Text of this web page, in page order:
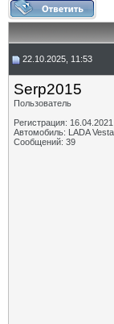
22.10.2025, 11:53
Serp2015
Пользователь
Регистрация: 16.04.2021
Автомобиль: LADA Vesta
Сообщений: 39